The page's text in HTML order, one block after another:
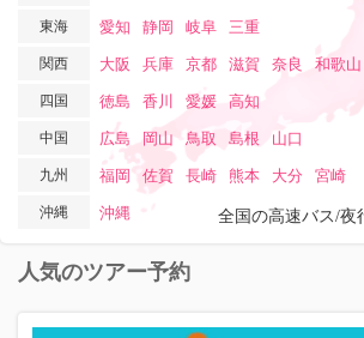
全国の高速バス/夜
東海 愛知 静岡 岐阜 三重
関西 大阪 兵庫 京都 滋賀 奈良 和歌山
四国 徳島 香川 愛媛 高知
中国 広島 岡山 鳥取 島根 山口
九州 福岡 佐賀 長崎 熊本 大分 宮崎
沖縄 沖縄
人気のツアー予約